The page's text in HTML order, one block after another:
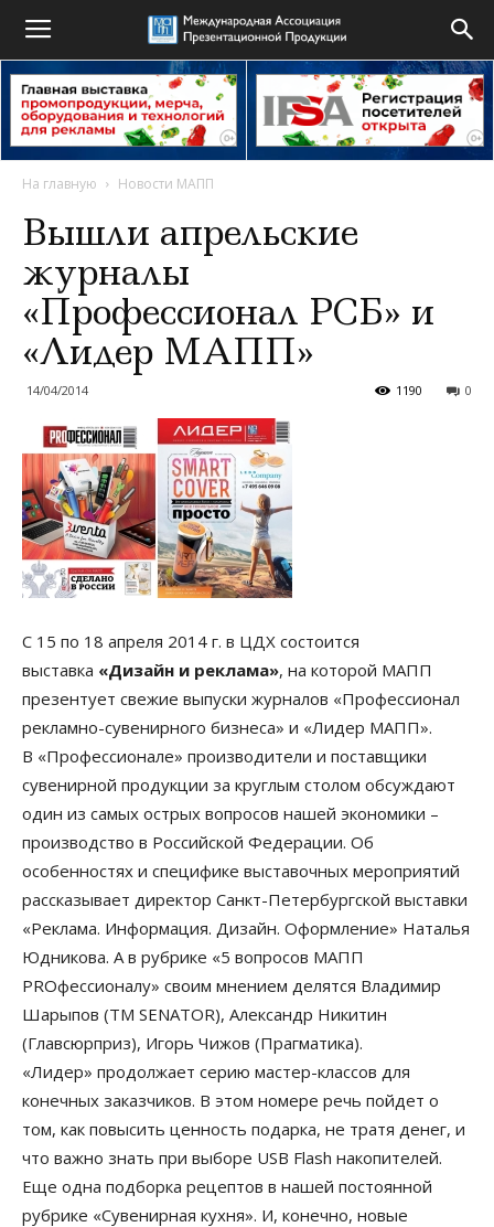
На главную Новости МАПП
Вышли апрельские
журналы
«Профессионал РСБ» и
«Лидер МАПП»
14/04/2014 0
1190
С 15 по 18 апреля 2014 г. в ЦДХ состоится
выставка «Дизайн и реклама», на которой МАПП
презентует свежие выпуски журналов «Профессионал
рекламно-сувенирного бизнеса» и «Лидер МАПП».
В «Профессионале» производители и поставщики
сувенирной продукции за круглым столом обсуждают
один из самых острых вопросов нашей экономики –
производство в Российской Федерации. Об
особенностях и специфике выставочных мероприятий
рассказывает директор Санкт-Петербургской выставки
«Реклама. Информация. Дизайн. Оформление» Наталья
Юдникова. А в рубрике «5 вопросов МАПП
PROфессионалу» своим мнением делятся Владимир
Шарыпов (ТМ SENATOR), Александр Никитин
(Главсюрприз), Игорь Чижов (Прагматика).
«Лидер» продолжает серию мастер-классов для
конечных заказчиков. В этом номере речь пойдет о
том, как повысить ценность подарка, не тратя денег, и
что важно знать при выборе USB Flash накопителей.
Еще одна подборка рецептов в нашей постоянной
рубрике «Сувенирная кухня». И, конечно, новые